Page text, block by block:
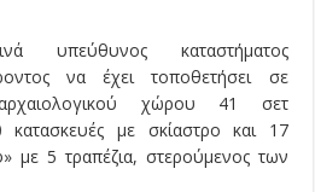
υπεύθυνος καταστήματος
να έχει τοποθετήσει σε
χώρου 41 σετ
κατασκευές με σκίαστρο και 17
με 5 τραπέζια, στερούμενος των